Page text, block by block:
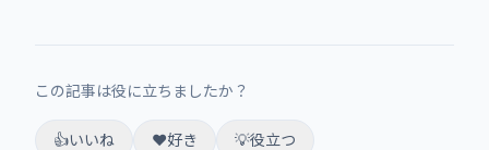
この記事は役に立ちましたか？
👍いいね ❤️好き 💡役立つ